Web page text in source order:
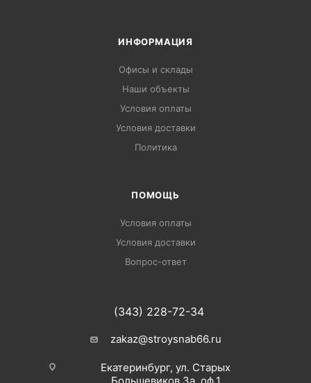
ИНФОРМАЦИЯ
Офисы и склады
Наши объекты
Условия оплаты
Условия доставки
Политика
ПОМОЩЬ
Условия оплаты
Условия доставки
Вопрос-ответ
(343) 228-72-34
zakaz@stroysnab66.ru
Екатеринбург, ул. Старых
Большевиков 3а, оф.1